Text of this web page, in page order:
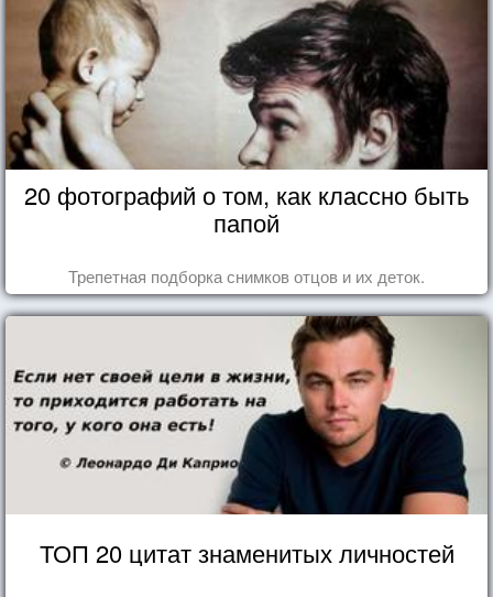
20 фотографий о том, как классно быть
папой
Трепетная подборка снимков отцов и их деток.
ТОП 20 цитат знаменитых личностей